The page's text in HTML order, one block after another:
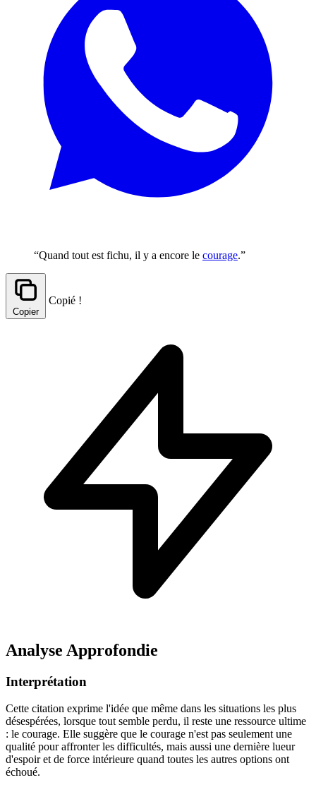
“Quand tout est fichu, il y a encore le courage.”
Copier
Copié !
Analyse Approfondie
Interprétation
Cette citation exprime l'idée que même dans les situations les plus
désespérées, lorsque tout semble perdu, il reste une ressource ultime
: le courage. Elle suggère que le courage n'est pas seulement une
qualité pour affronter les difficultés, mais aussi une dernière lueur
d'espoir et de force intérieure quand toutes les autres options ont
échoué.